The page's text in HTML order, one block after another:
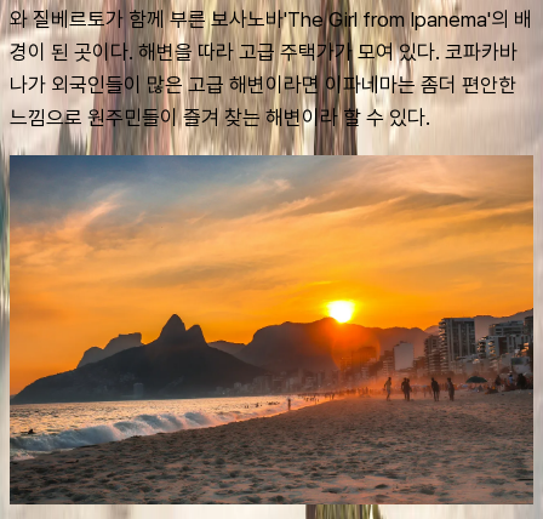
와 질베르토가 함께 부른 보사노바'The Girl from Ipanema'의 배
경이 된 곳이다. 해변을 따라 고급 주택가가 모여 있다. 코파카바
나가 외국인들이 많은 고급 해변이라면 이파네마는 좀더 편안한
느낌으로 원주민들이 즐겨 찾는 해변이라 할 수 있다.